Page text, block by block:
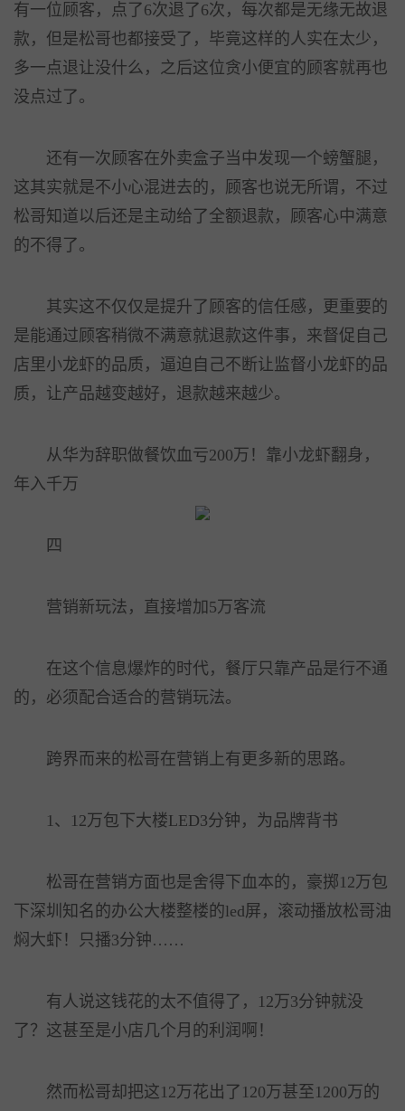
有一位顾客，点了6次退了6次，每次都是无缘无故退
款，但是松哥也都接受了，毕竟这样的人实在太少，
多一点退让没什么，之后这位贪小便宜的顾客就再也
没点过了。
还有一次顾客在外卖盒子当中发现一个螃蟹腿，
这其实就是不小心混进去的，顾客也说无所谓，不过
松哥知道以后还是主动给了全额退款，顾客心中满意
的不得了。
其实这不仅仅是提升了顾客的信任感，更重要的
是能通过顾客稍微不满意就退款这件事，来督促自己
店里小龙虾的品质，逼迫自己不断让监督小龙虾的品
质，让产品越变越好，退款越来越少。
从华为辞职做餐饮血亏200万！靠小龙虾翻身，
年入千万
四
营销新玩法，直接增加5万客流
在这个信息爆炸的时代，餐厅只靠产品是行不通
的，必须配合适合的营销玩法。
跨界而来的松哥在营销上有更多新的思路。
1、12万包下大楼LED3分钟，为品牌背书
松哥在营销方面也是舍得下血本的，豪掷12万包
下深圳知名的办公大楼整楼的led屏，滚动播放松哥油
焖大虾！只播3分钟……
有人说这钱花的太不值得了，12万3分钟就没
了？这甚至是小店几个月的利润啊！
然而松哥却把这12万花出了120万甚至1200万的